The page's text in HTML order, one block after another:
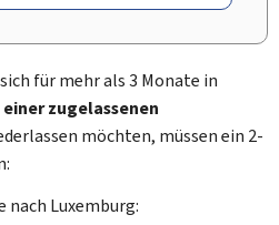
für mehr als 3 Monate in
einer zugelassenen
möchten, müssen ein 2-
nach Luxemburg: